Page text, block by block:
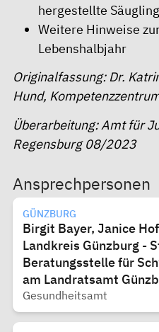
hergestellte
Weitere Hinweise
Lebenshalbjahr
Originalfassung: Dr.
Hund,
Überarbeitung: Amt für
Regensburg 08/2023
Ansprechpersonen
GÜNZBURG
Birgit Bayer, Janice
Landkreis Günzburg -
Beratungsstelle für
am Landratsamt
Gesundheitsamt